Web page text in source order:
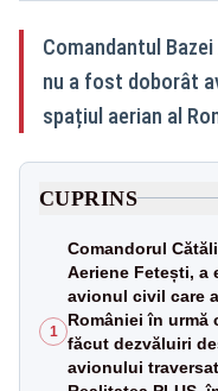
Comandantul
nu a fost doborât
spațiul aerian al
CUPRINS
1
Comandorul
Aeriene Fetești, a
avionul civil care
României în urmă
făcut dezvăluiri
avionului